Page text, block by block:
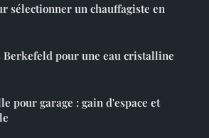
sélectionner un chauffagiste en
Berkefeld pour une eau cristalline
pour garage : gain d'espace et